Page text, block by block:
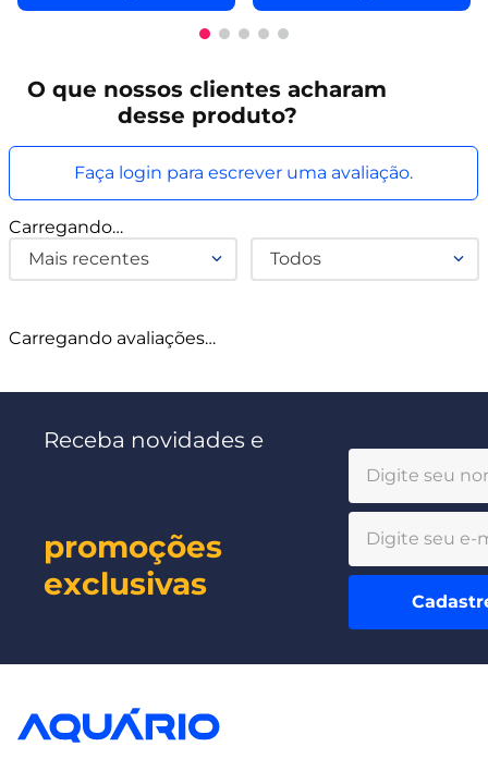
O que nossos clientes acharam
desse produto?
Carregando…
Faça login para escrever uma avaliação.
Mais recentes Todos
Carregando avaliações…
Receba novidades e
promoções
exclusivas